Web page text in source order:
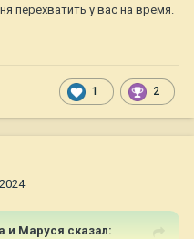
перехватить у вас на время.
1 2
и Маруся сказал: